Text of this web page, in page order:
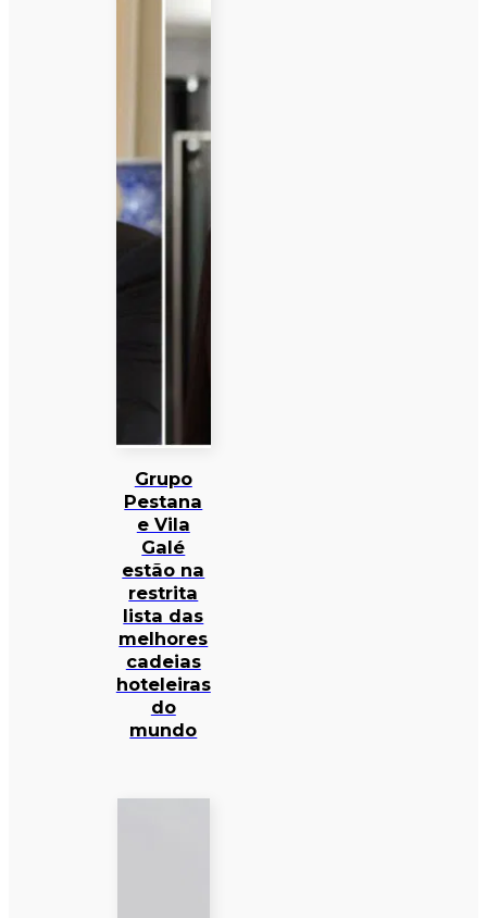
Grupo
Pestana
e Vila
Galé
estão na
restrita
lista das
melhores
cadeias
hoteleiras
do
mundo